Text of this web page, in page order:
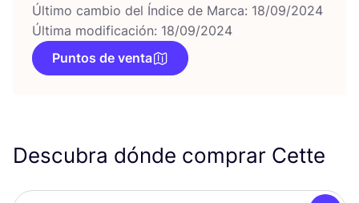
Último cambio del Índice de Marca: 18/09/2024
Última modificación: 18/09/2024
Puntos de venta
Descubra dónde comprar Cette